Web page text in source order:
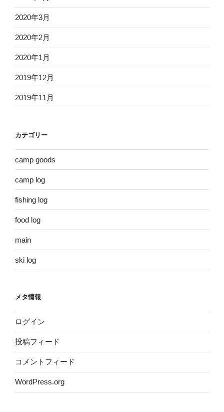
2020年3月
2020年2月
2020年1月
2019年12月
2019年11月
カテゴリー
camp goods
camp log
fishing log
food log
main
ski log
メタ情報
ログイン
投稿フィード
コメントフィード
WordPress.org